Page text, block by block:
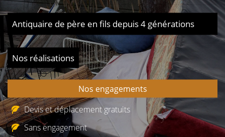
Antiquaire de père en fils depuis 4 générations
Nos réalisations
Nos engagements
Devis et déplacement gratuits
Sans engagement